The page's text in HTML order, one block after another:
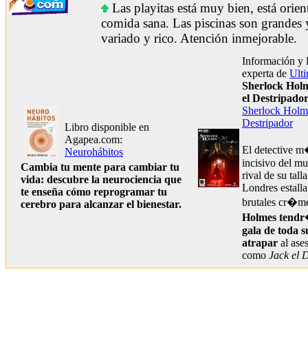
Las playitas está muy bien, está
comida sana. Las piscinas son
variado y rico. Atención inmejorable.
Libro disponible en
Agapea.com:
Neurohábitos
Cambia tu mente para cambiar tu
vida: descubre la neurociencia que
te enseña cómo reprogramar tu
cerebro para alcanzar el bienestar.
Información y
experta de
Sherlock
el Destripador
Sherlock
Destripador
El detective
incisivo del
rival de su
Londres
brutales
Holmes
gala de toda
atrapar al
como Jack el